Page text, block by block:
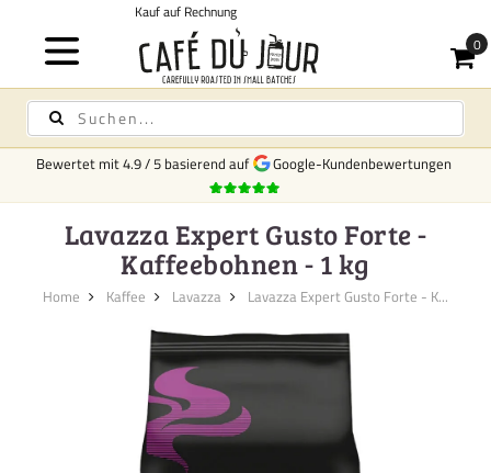
Bewertet mit4.9/5 basierend auf Google-Kundenbewertungen
Lavazza Expert Gusto Forte -
Kaffeebohnen - 1 kg
Home Kaffee Lavazza Lavazza Expert Gusto Forte - K...